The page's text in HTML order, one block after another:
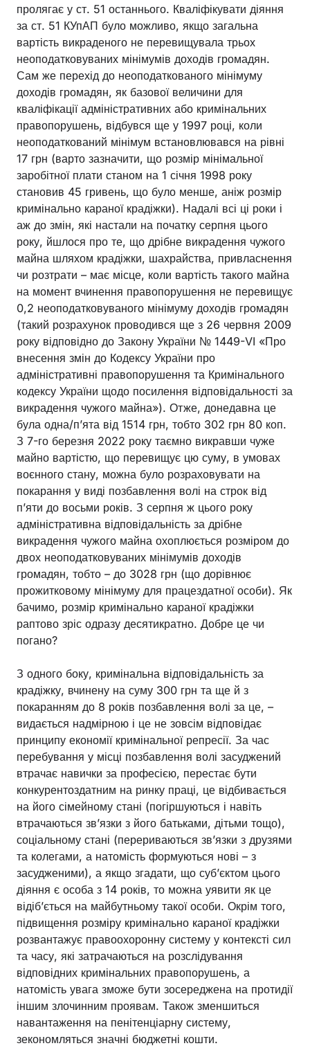
пролягає у ст. 51 останнього. Кваліфікувати діяння
за ст. 51 КУпАП було можливо, якщо загальна
вартість викраденого не перевищувала трьох
неоподатковуваних мінімумів доходів громадян.
Сам же перехід до неоподаткованого мінімуму
доходів громадян, як базової величини для
кваліфікації адміністративних або кримінальних
правопорушень, відбувся ще у 1997 році, коли
неоподаткований мінімум встановлювався на рівні
17 грн (варто зазначити, що розмір мінімальної
заробітної плати станом на 1 січня 1998 року
становив 45 гривень, що було менше, аніж розмір
кримінально караної крадіжки). Надалі всі ці роки і
аж до змін, які настали на початку серпня цього
року, йшлося про те, що дрібне викрадення чужого
майна шляхом крадіжки, шахрайства, привласнення
чи розтрати – має місце, коли вартість такого майна
на момент вчинення правопорушення не перевищує
0,2 неоподатковуваного мінімуму доходів громадян
(такий розрахунок проводився ще з 26 червня 2009
року відповідно до Закону України № 1449-VI «Про
внесення змін до Кодексу України про
адміністративні правопорушення та Кримінального
кодексу України щодо посилення відповідальності за
викрадення чужого майна»). Отже, донедавна це
була одна/п’ята від 1514 грн, тобто 302 грн 80 коп.
З 7-го березня 2022 року таємно викравши чуже
майно вартістю, що перевищує цю суму, в умовах
воєнного стану, можна було розраховувати на
покарання у виді позбавлення волі на строк від
п’яти до восьми років. З серпня ж цього року
адміністративна відповідальність за дрібне
викрадення чужого майна охоплюється розміром до
двох неоподатковуваних мінімумів доходів
громадян, тобто – до 3028 грн (що дорівнює
прожитковому мінімуму для працездатної особи). Як
бачимо, розмір кримінально караної крадіжки
раптово зріс одразу десятикратно. Добре це чи
погано?
З одного боку, кримінальна відповідальність за
крадіжку, вчинену на суму 300 грн та ще й з
покаранням до 8 років позбавлення волі за це, –
видається надмірною і це не зовсім відповідає
принципу економії кримінальної репресії. За час
перебування у місці позбавлення волі засуджений
втрачає навички за професією, перестає бути
конкурентоздатним на ринку праці, це відбивається
на його сімейному стані (погіршуються і навіть
втрачаються зв’язки з його батьками, дітьми тощо),
соціальному стані (перериваються зв’язки з друзями
та колегами, а натомість формуються нові – з
засудженими), а якщо згадати, що суб’єктом цього
діяння є особа з 14 років, то можна уявити як це
відіб’ється на майбутньому такої особи. Окрім того,
підвищення розміру кримінально караної крадіжки
розвантажує правоохоронну систему у контексті сил
та часу, які затрачаються на розслідування
відповідних кримінальних правопорушень, а
натомість увага зможе бути зосереджена на протидії
іншим злочинним проявам. Також зменшиться
навантаження на пенітенціарну систему,
зекономляться значні бюджетні кошти.